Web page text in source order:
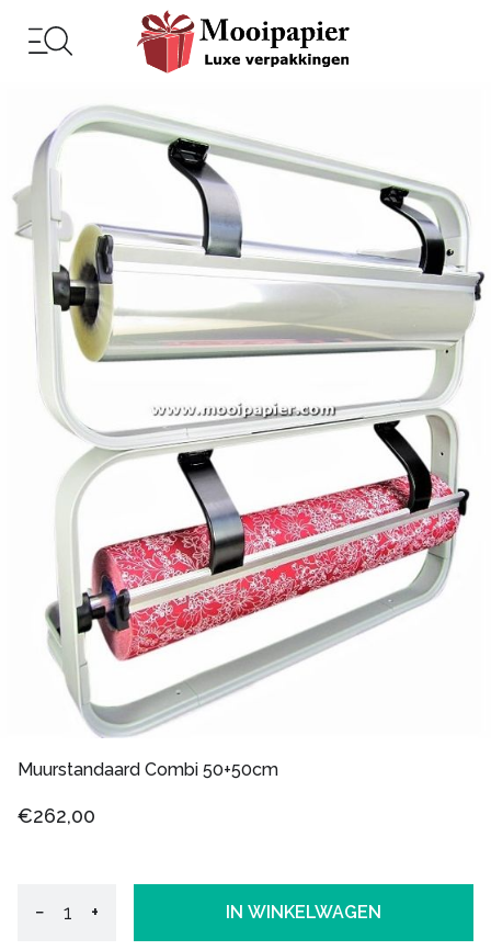
Muurstandaard Combi 50+50cm
€262,00
− + IN WINKELWAGEN